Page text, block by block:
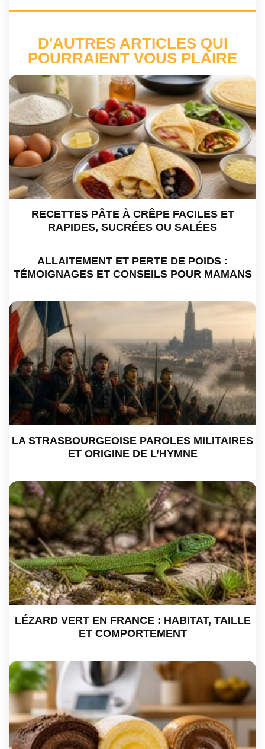
D'AUTRES ARTICLES QUI
POURRAIENT VOUS PLAIRE
RECETTES PÂTE À CRÊPE FACILES ET
RAPIDES, SUCRÉES OU SALÉES
ALLAITEMENT ET PERTE DE POIDS :
TÉMOIGNAGES ET CONSEILS POUR MAMANS
LA STRASBOURGEOISE PAROLES MILITAIRES
ET ORIGINE DE L’HYMNE
LÉZARD VERT EN FRANCE : HABITAT, TAILLE
ET COMPORTEMENT